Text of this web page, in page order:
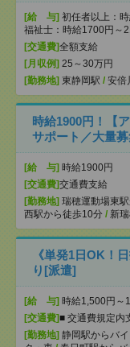
[給 与] 初任者以上：
福祉士：時給1700円
[交通費]全額支給
[月収例] 25～30万円
[勤務地] 東静岡駅 / 安倍
時給1900円！【
サポート／大量
[給 与] 時給1900円
[交通費]交通費支給
[勤務地] 瑞穂運動場東
西駅から徒歩10分 / 新
《単発1日OK！
り[派遣]
[給 与] 時給1,500円～
[交通費]■ 交通費規定内
[勤務地] 静岡駅からバ